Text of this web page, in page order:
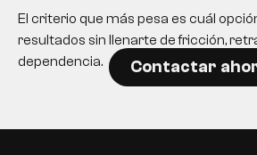
El criterio que más pesa es cuál
resultados sin llenarte de fricción,
dependencia.
Contactar